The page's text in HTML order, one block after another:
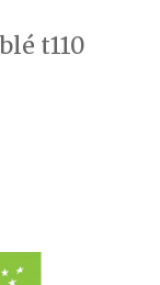
Farine de blé t110